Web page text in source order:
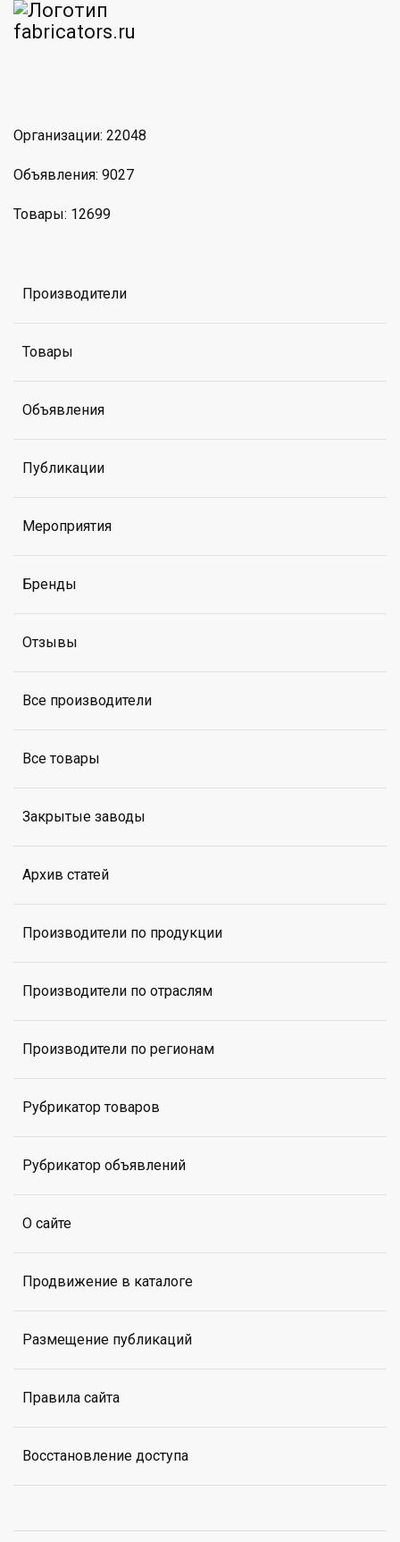
Организации: 22048
Объявления: 9027
Товары: 12699
Производители
Товары
Объявления
Публикации
Мероприятия
Бренды
Отзывы
Все производители
Все товары
Закрытые заводы
Архив статей
Производители по продукции
Производители по отраслям
Производители по регионам
Рубрикатор товаров
Рубрикатор объявлений
О сайте
Продвижение в каталоге
Размещение публикаций
Правила сайта
Восстановление доступа